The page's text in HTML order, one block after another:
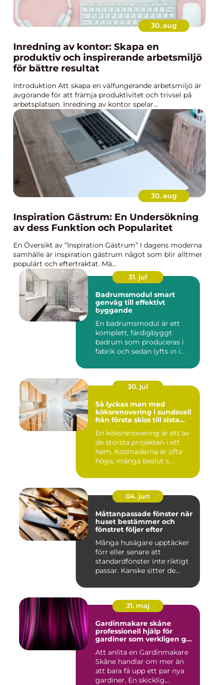
30. aug
Inredning av kontor: Skapa en
produktiv och inspirerande arbetsmiljö
för bättre resultat
Introduktion Att skapa en välfungerande arbetsmiljö är
avgörande för att främja produktivitet och trivsel på
arbetsplatsen. Inredning av kontor spelar...
30. aug
Inspiration Gästrum: En Undersökning
av dess Funktion och Popularitet
En Översikt av ”Inspiration Gästrum” I dagens moderna
samhälle är inspiration gästrum något som blir alltmer
populärt och eftertraktat. Mä...
31. jul
Badrumsmodul smart
genväg till effektivt
byggande
En badrumsmodul är ett
komplett, färdigbyggt
badrum som produceras i
fabrik och sedan lyfts in i
30. jul
Så lyckas man med
köksrenovering i sundsvall
från första skiss till sista
En köksrenovering är ett av
de största projekten i ett
hem. Kostnaderna är ofta
höga, många beslut s...
04. jun
Måttanpassade fönster när
huset bestämmer och
fönstret följer efter
Många husägare upptäcker
förr eller senare att
standardfönster inte riktigt
passar. Kanske sitter de...
31. maj
Gardinmakare skåne
professionell hjälp för
gardiner som verkligen gör
Att anlita en Gardinmakare
Skåne handlar om mer än
att bara få upp ett par nya
gardiner. En skicklig...